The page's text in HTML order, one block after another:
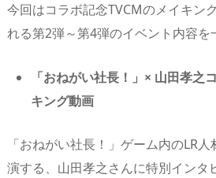
今回はコラボ記念TVCMのメイキン
れる第2弾～第4弾のイベント内容を
「おねがい社長！」× 山田孝之
キング動画
「おねがい社長！」ゲーム内のLR
演する、山田孝之さんに特別インタ